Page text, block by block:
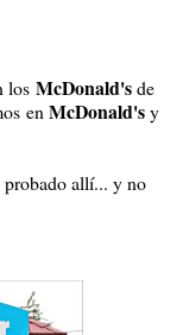
los McDonald'sde
en McDonald'sy
probado allí... y no